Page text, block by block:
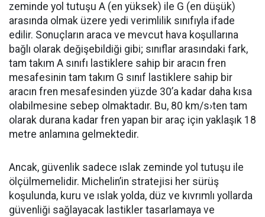
zeminde yol tutuşu A (en yüksek) ile G (en düşük)
arasında olmak üzere yedi verimlilik sınıfıyla ifade
edilir. Sonuçların araca ve mevcut hava koşullarına
bağlı olarak değişebildiği gibi; sınıflar arasındaki fark,
tam takım A sınıfı lastiklere sahip bir aracın fren
mesafesinin tam takım G sınıf lastiklere sahip bir
aracın fren mesafesinden yüzde 30’a kadar daha kısa
olabilmesine sebep olmaktadır. Bu, 80 km/s›ten tam
olarak durana kadar fren yapan bir araç için yaklaşık 18
metre anlamına gelmektedir.
Ancak, güvenlik sadece ıslak zeminde yol tutuşu ile
ölçülmemelidir. Michelin’in stratejisi her sürüş
koşulunda, kuru ve ıslak yolda, düz ve kıvrımlı yollarda
güvenliği sağlayacak lastikler tasarlamaya ve